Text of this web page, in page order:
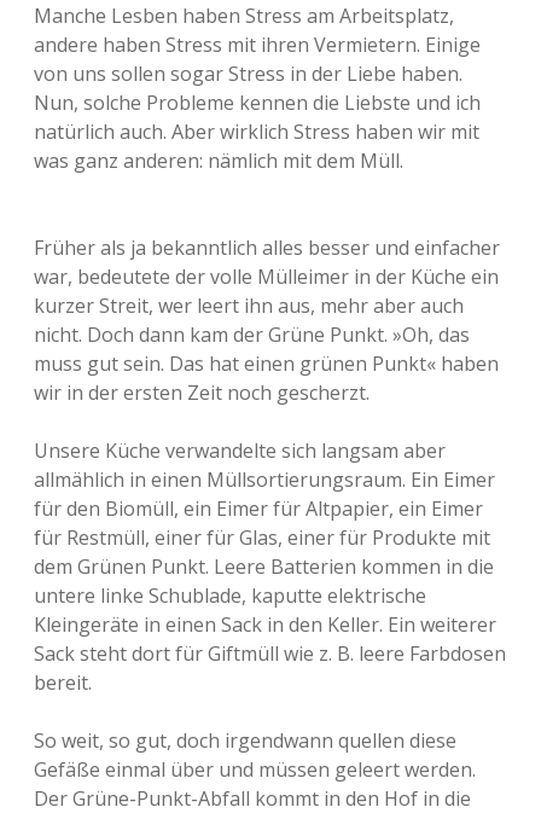
Manche Lesben haben Stress am Arbeitsplatz,
andere haben Stress mit ihren Vermietern. Einige
von uns sollen sogar Stress in der Liebe haben.
Nun, solche Probleme kennen die Liebste und ich
natürlich auch. Aber wirklich Stress haben wir mit
was ganz anderen: nämlich mit dem Müll.
Früher als ja bekanntlich alles besser und einfacher
war, bedeutete der volle Mülleimer in der Küche ein
kurzer Streit, wer leert ihn aus, mehr aber auch
nicht. Doch dann kam der Grüne Punkt. »Oh, das
muss gut sein. Das hat einen grünen Punkt« haben
wir in der ersten Zeit noch gescherzt.
Unsere Küche verwandelte sich langsam aber
allmählich in einen Müllsortierungsraum. Ein Eimer
für den Biomüll, ein Eimer für Altpapier, ein Eimer
für Restmüll, einer für Glas, einer für Produkte mit
dem Grünen Punkt. Leere Batterien kommen in die
untere linke Schublade, kaputte elektrische
Kleingeräte in einen Sack in den Keller. Ein weiterer
Sack steht dort für Giftmüll wie z. B. leere Farbdosen
bereit.
So weit, so gut, doch irgendwann quellen diese
Gefäße einmal über und müssen geleert werden.
Der Grüne-Punkt-Abfall kommt in den Hof in die